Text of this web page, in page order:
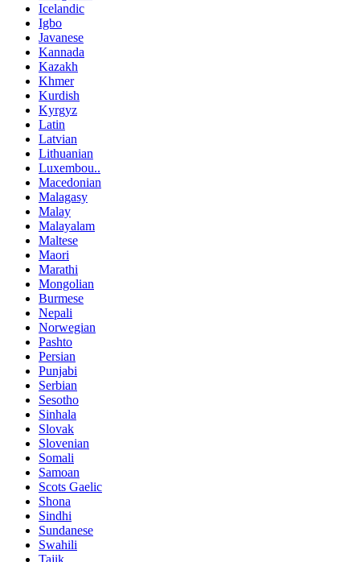
Icelandic
Igbo
Javanese
Kannada
Kazakh
Khmer
Kurdish
Kyrgyz
Latin
Latvian
Lithuanian
Luxembou..
Macedonian
Malagasy
Malay
Malayalam
Maltese
Maori
Marathi
Mongolian
Burmese
Nepali
Norwegian
Pashto
Persian
Punjabi
Serbian
Sesotho
Sinhala
Slovak
Slovenian
Somali
Samoan
Scots Gaelic
Shona
Sindhi
Sundanese
Swahili
Tajik